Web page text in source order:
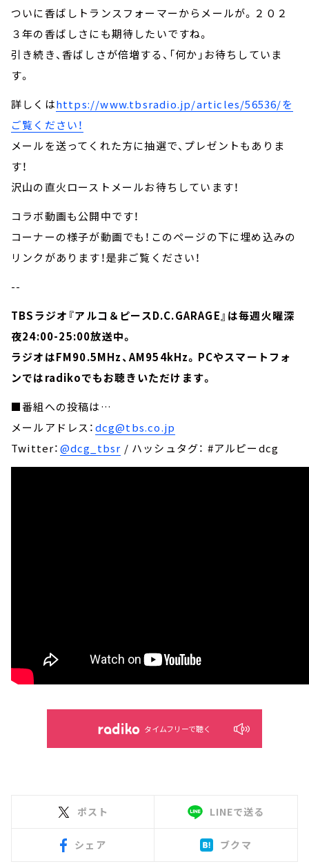
ついに香ばしトランスフォーマーからメールが。２０２
３年の香ばしさにも期待したいですね。
引き続き、香ばしさが倍増する、「何か」お待ちしていま
す。
詳しくはhttps://www.tbsradio.jp/articles/56536/を
ご覧ください！
メールを送ってくれた方に抽選で、プレゼントもありま
す！
沢山の直火ローストメールお待ちしています！
コラボ動画も公開中です！
コーナーの様子が動画でも！このページの下に埋め込みの
リンクがあります！是非ご覧ください！
--
TBSラジオ『アルコ＆ピースD.C.GARAGE』は毎週火曜深
夜24:00-25:00放送中。
ラジオはFM90.5MHz、AM954kHz。PCやスマートフォ
ンではradikoでもお聴きいただけます。
■番組への投稿は…
メールアドレス：dcg@tbs.co.jp
Twitter：@dcg_tbsr / ハッシュタグ： #アルピーdcg
タイムフリーで聴く
ポスト LINEで送る
シェア ブクマ